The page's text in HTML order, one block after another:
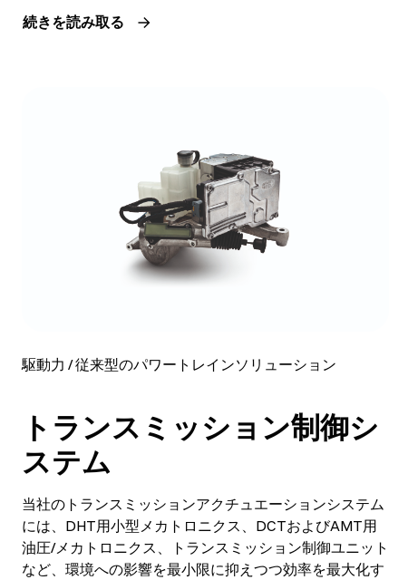
続きを読み取る
駆動力 / 従来型のパワートレインソリューション
トランスミッション制御シ
ステム
当社のトランスミッションアクチュエーションシステム
には、DHT用小型メカトロニクス、DCTおよびAMT用
油圧/メカトロニクス、トランスミッション制御ユニット
など、環境への影響を最小限に抑えつつ効率を最大化す